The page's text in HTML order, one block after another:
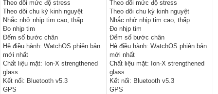
Theo dõi mức độ stress
Theo dõi chu kỳ kinh nguyệt
Nhắc nhở nhịp tim cao, thấp
Đo nhịp tim
Đếm số bước chân
Hệ điều hành: WatchOS phiên bản
mới nhất
Chất liệu mặt: Ion-X strengthened
glass
Kết nối: Bluetooth v5.3
GPS
Theo dõi mức độ stress
Theo dõi chu kỳ kinh nguyệt
Nhắc nhở nhịp tim cao, thấp
Đo nhịp tim
Đếm số bước chân
Hệ điều hành: WatchOS phiên bản
mới nhất
Chất liệu mặt: Ion-X strengthened
glass
Kết nối: Bluetooth v5.3
GPS